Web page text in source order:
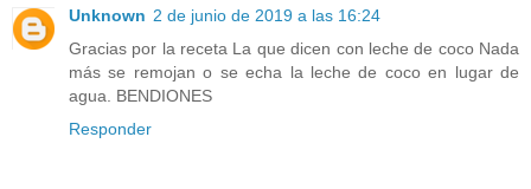
Unknown 2 de junio de 2019 a las 16:24
Gracias por la receta La que dicen con leche de coco Nada
más se remojan o se echa la leche de coco en lugar de
agua. BENDIONES
Responder